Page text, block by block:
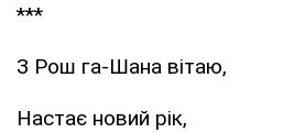
***
З Рош га-Шана вітаю,
Настає новий рік,